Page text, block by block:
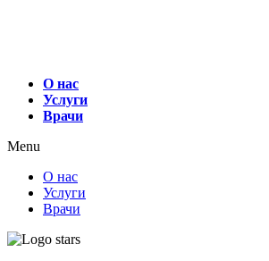
О нас
Услуги
Врачи
Menu
О нас
Услуги
Врачи